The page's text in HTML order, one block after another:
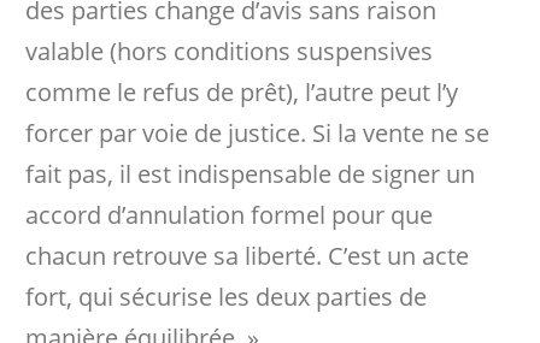
des parties change d’avis sans raison
valable (hors conditions suspensives
comme le refus de prêt), l’autre peut l’y
forcer par voie de justice. Si la vente ne se
fait pas, il est indispensable de signer un
accord d’annulation formel pour que
chacun retrouve sa liberté. C’est un acte
fort, qui sécurise les deux parties de